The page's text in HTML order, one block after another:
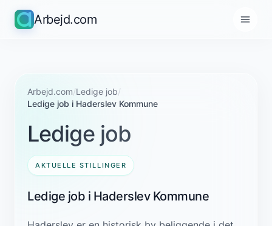
Arbejd.com
Arbejd.com/Ledige job/
Ledige job i Haderslev Kommune
Ledige job
AKTUELLE STILLINGER
Ledige job i Haderslev Kommune